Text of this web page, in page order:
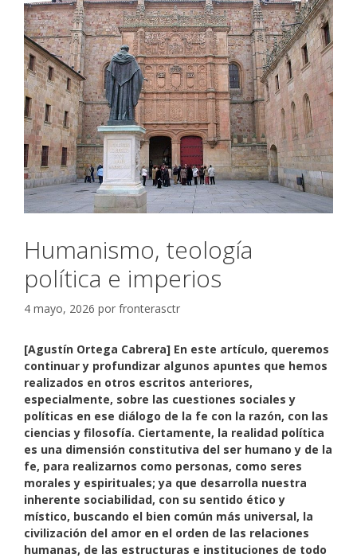
Humanismo, teología
política e imperios
4 mayo, 2026 por fronterasctr
[Agustín Ortega Cabrera] En este artículo, queremos
continuar y profundizar algunos apuntes que hemos
realizados en otros escritos anteriores,
especialmente, sobre las cuestiones sociales y
políticas en ese diálogo de la fe con la razón, con las
ciencias y filosofía. Ciertamente, la realidad política
es una dimensión constitutiva del ser humano y de la
fe, para realizarnos como personas, como seres
morales y espirituales; ya que desarrolla nuestra
inherente sociabilidad, con su sentido ético y
místico, buscando el bien común más universal, la
civilización del amor en el orden de las relaciones
humanas, de las estructuras e instituciones de todo